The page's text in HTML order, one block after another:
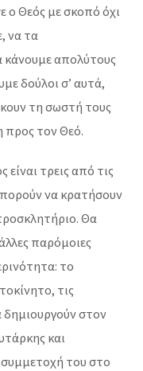
ο Θεός με σκοπό όχι
να τα
κάνουμε απολύτους
δούλοι σ’ αυτά,
τη σωστή τους
προς τον Θεό.
τρεις από τις
να κρατήσουν
Θα
παρόμοιες
το
τις
δημιουργούν στον
και
συμμετοχή του στο